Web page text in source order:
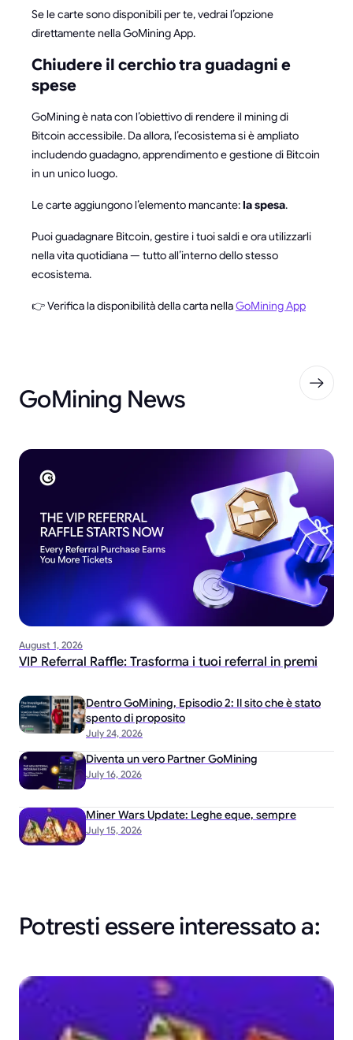
Se le carte sono disponibili per te, vedrai l’opzione
direttamente nella GoMining App.
Chiudere il cerchio tra guadagni e
spese
GoMining è nata con l’obiettivo di rendere il mining di
Bitcoin accessibile. Da allora, l’ecosistema si è ampliato
includendo guadagno, apprendimento e gestione di Bitcoin
in un unico luogo.
Le carte aggiungono l’elemento mancante:la spesa.
Puoi guadagnare Bitcoin, gestire i tuoi saldi e ora utilizzarli
nella vita quotidiana — tutto all’interno dello stesso
ecosistema.
👉 Verifica la disponibilità della carta nellaGoMining App
GoMining News
August 1, 2026
VIP Referral Raffle: Trasforma i tuoi referral in premi
July 24, 2026
Dentro GoMining, Episodio 2: Il sito che è stato
spento di proposito
July 16, 2026
Diventa un vero Partner GoMining
July 15, 2026
Miner Wars Update: Leghe eque, sempre
Potresti essere interessato a: